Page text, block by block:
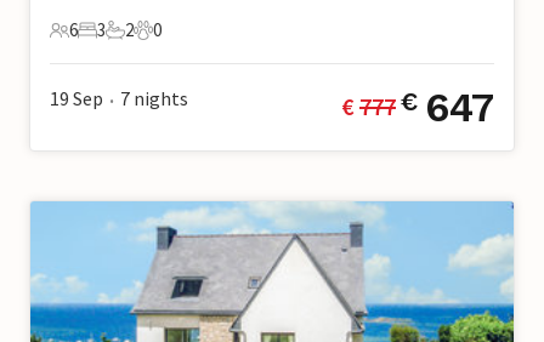
6 Gäste
6
3 Schlafzimmer
3
2 Badezimmer
2
0 Haustiere
0
19 Sep • 7 nights € 777€ 647